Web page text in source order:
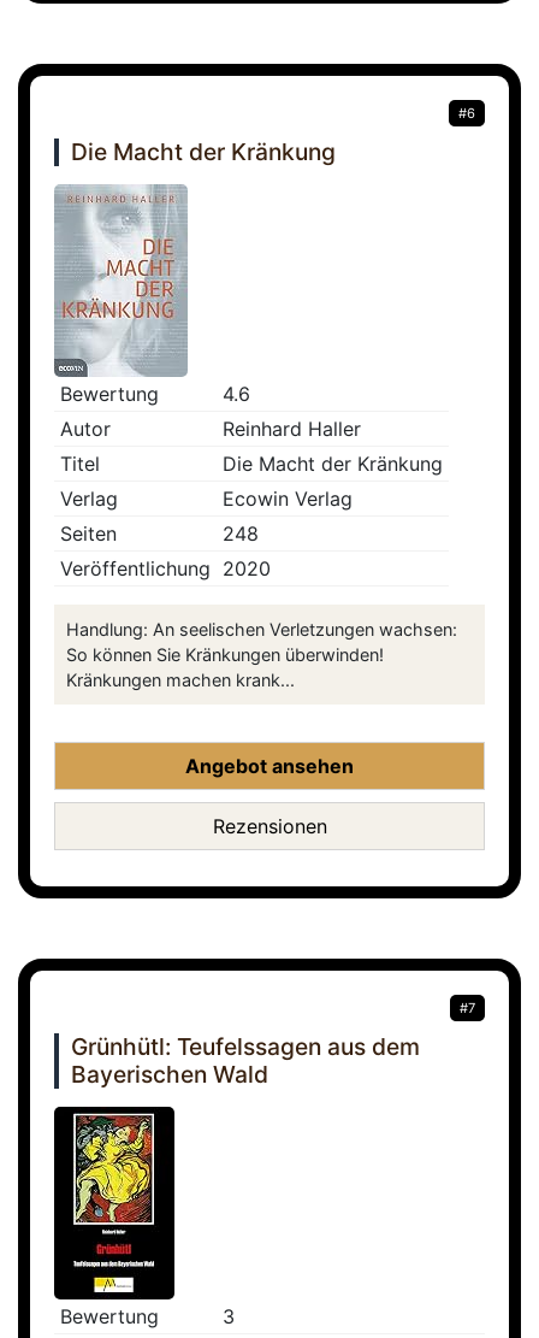
#6
Die Macht der Kränkung
Bewertung
4.6
Autor
Reinhard Haller
Titel
Die Macht der Kränkung
Verlag
Ecowin Verlag
Seiten
248
Veröffentlichung 2020
Handlung: An seelischen Verletzungen wachsen:
So können Sie Kränkungen überwinden!
Kränkungen machen krank...
Angebot ansehen
Rezensionen
#7
Grünhütl: Teufelssagen aus dem
Bayerischen Wald
Bewertung
3